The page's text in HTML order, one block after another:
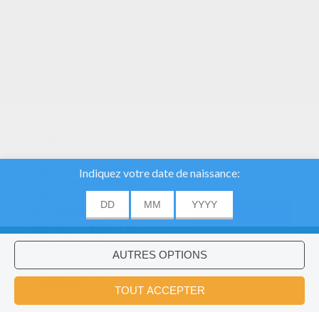
notre trafic et donner à
nos utilisateurs la
meilleure expérience
utilisateur. Nous
fournissons également
des informations sur
l'utilisation de notre site
à nos partenaires
publicitaires et
Voulez-vous installer l'application
Hellokids?
OK
×